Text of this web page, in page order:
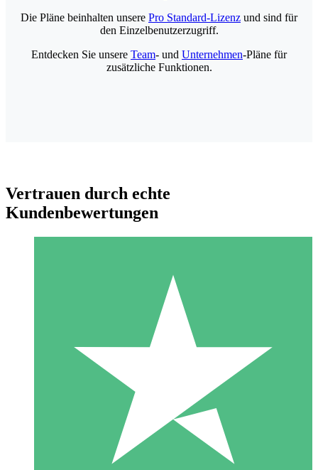
Individuelle Credit-Pakete
Zahlen Sie nach Bedarf mit Download-Credits. Keine
monatliche Verpflichtung erforderlich.
10 00
Die Pläne beinhalten unsere Pro Standard-Lizenz und sind für
den Einzelbenutzerzugriff.
Entdecken Sie unsere Team- und Unternehmen-Pläne für
zusätzliche Funktionen.
Vertrauen durch echte
Kundenbewertungen